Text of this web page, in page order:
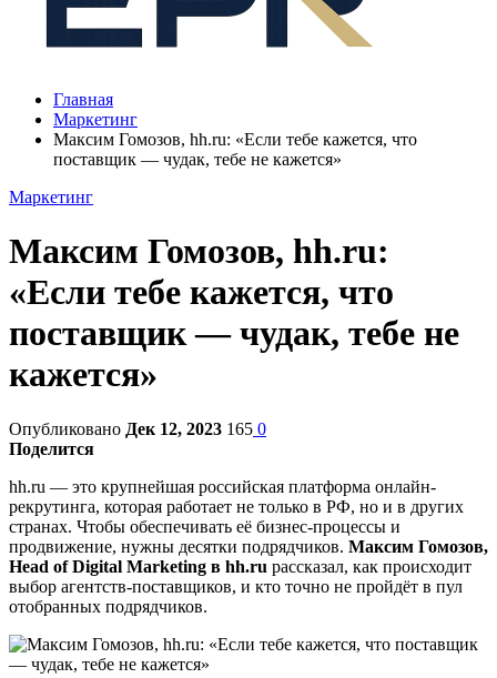
Главная
Маркетинг
Максим Гомозов, hh.ru: «Если тебе кажется, что
поставщик — чудак, тебе не кажется»
Маркетинг
Максим Гомозов, hh.ru:
«Если тебе кажется, что
поставщик — чудак, тебе не
кажется»
Опубликовано Дек 12, 2023 165 0
Поделится
hh.ru — это крупнейшая российская платформа онлайн-
рекрутинга, которая работает не только в РФ, но и в других
странах. Чтобы обеспечивать её бизнес-процессы и
продвижение, нужны десятки подрядчиков. Максим Гомозов,
Head of Digital Marketing в hh.ru рассказал, как происходит
выбор агентств-поставщиков, и кто точно не пройдёт в пул
отобранных подрядчиков.